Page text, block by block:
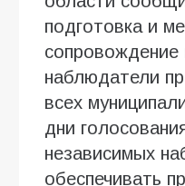
подготовка и
сопровождение
наблюдатели
всех
дни
независимых
обеспечивать